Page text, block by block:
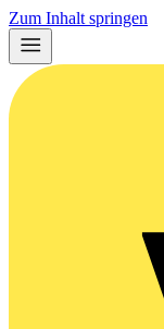
Zum Inhalt springen